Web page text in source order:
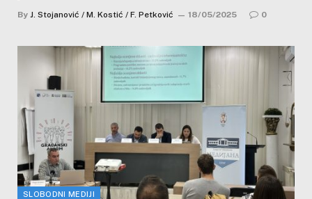
By J. Stojanović / M. Kostić / F. Petković 18/05/2025 0
SLOBODNI MEDIJI